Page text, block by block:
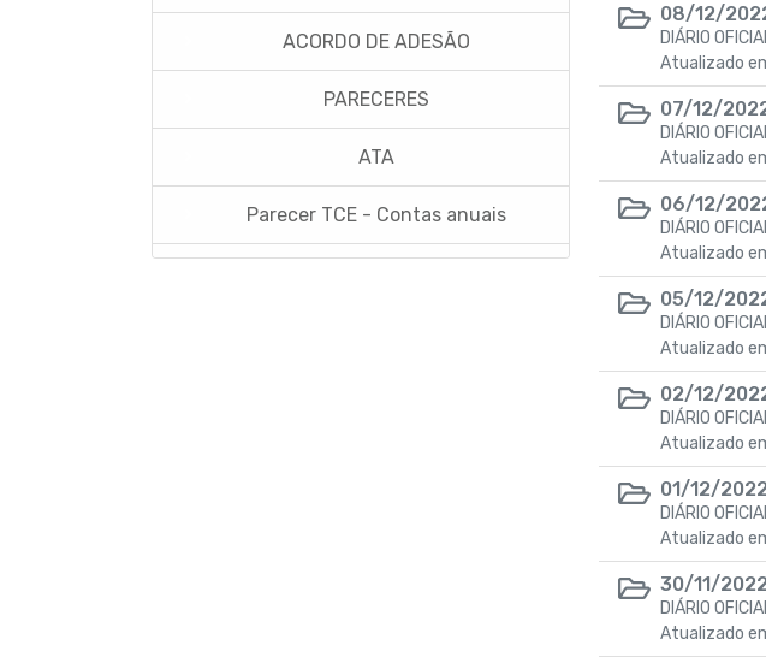
ACORDO DE ADESÃO
PARECERES
ATA
Parecer TCE - Contas anuais
08/12/
DIÁRIO
Atualizado
07/12/
DIÁRIO
Atualizado
06/12/
DIÁRIO
Atualizado
05/12/
DIÁRIO
Atualizado
02/12/
DIÁRIO
Atualizado
01/12/
DIÁRIO
Atualizado
30/11/
DIÁRIO
Atualizado